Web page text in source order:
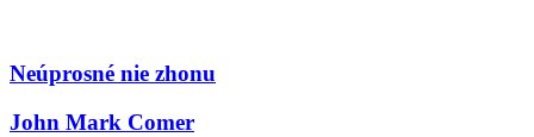
Neúprosné nie zhonu
John Mark Comer